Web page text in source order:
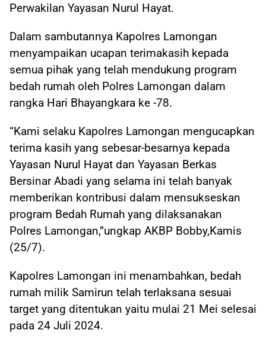
Perwakilan Yayasan Nurul Hayat.
Dalam sambutannya Kapolres Lamongan
menyampaikan ucapan terimakasih kepada
semua pihak yang telah mendukung program
bedah rumah oleh Polres Lamongan dalam
rangka Hari Bhayangkara ke -78.
“Kami selaku Kapolres Lamongan mengucapkan
terima kasih yang sebesar-besarnya kepada
Yayasan Nurul Hayat dan Yayasan Berkas
Bersinar Abadi yang selama ini telah banyak
memberikan kontribusi dalam mensukseskan
program Bedah Rumah yang dilaksanakan
Polres Lamongan,”ungkap AKBP Bobby,Kamis
(25/7).
Kapolres Lamongan ini menambahkan, bedah
rumah milik Samirun telah terlaksana sesuai
target yang ditentukan yaitu mulai 21 Mei selesai
pada 24 Juli 2024.